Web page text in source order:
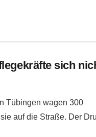
sich
Tübingen wagen 300
auf die Straße. Der